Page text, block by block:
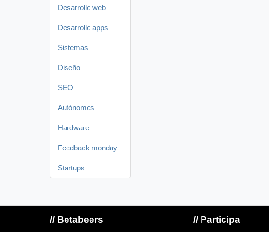
Desarrollo web
Desarrollo apps
Sistemas
Diseño
SEO
Autónomos
Hardware
Feedback monday
Startups
// Betabeers // Participa